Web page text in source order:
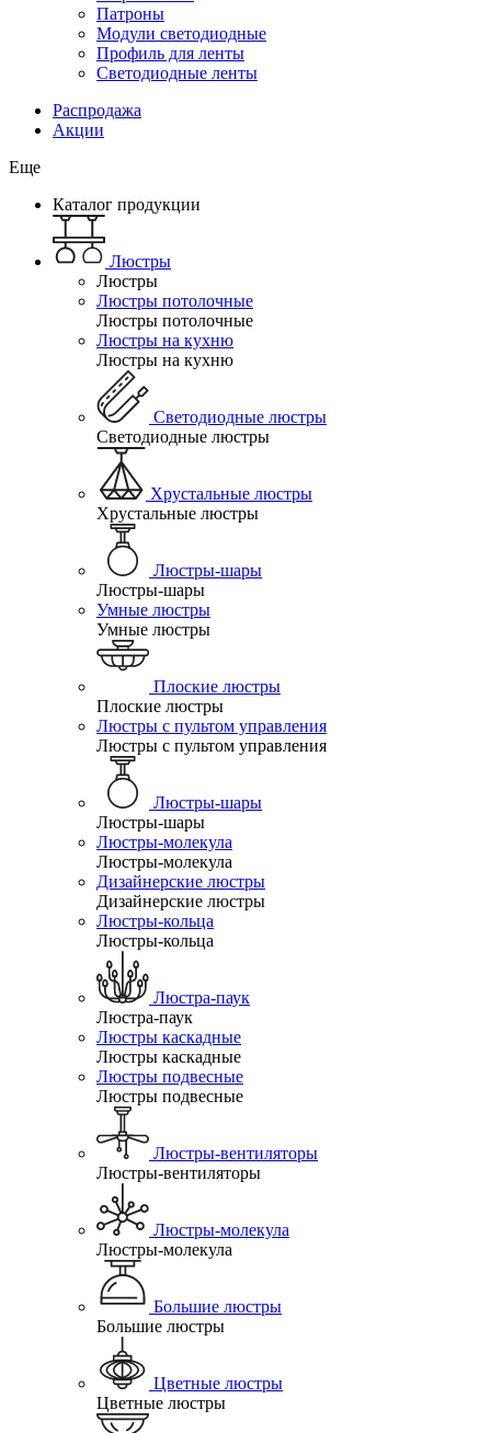
Патроны
Модули светодиодные
Профиль для ленты
Светодиодные ленты
Распродажа
Акции
Еще
Каталог продукции
Люстры
Люстры
Люстры потолочные
Люстры потолочные
Люстры на кухню
Люстры на кухню
Светодиодные люстры
Светодиодные люстры
Хрустальные люстры
Хрустальные люстры
Люстры-шары
Люстры-шары
Умные люстры
Умные люстры
Плоские люстры
Плоские люстры
Люстры с пультом управления
Люстры с пультом управления
Люстры-шары
Люстры-шары
Люстры-молекула
Люстры-молекула
Дизайнерские люстры
Дизайнерские люстры
Люстры-кольца
Люстры-кольца
Люстра-паук
Люстра-паук
Люстры каскадные
Люстры каскадные
Люстры подвесные
Люстры подвесные
Люстры-вентиляторы
Люстры-вентиляторы
Люстры-молекула
Люстры-молекула
Большие люстры
Большие люстры
Цветные люстры
Цветные люстры